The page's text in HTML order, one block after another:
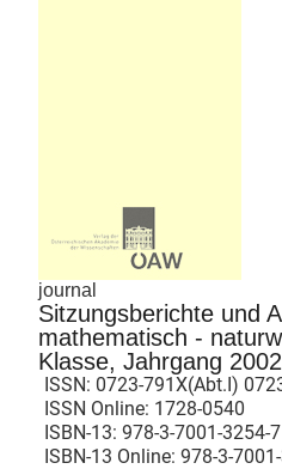
journal
Sitzungsberichte und
mathematisch -
Klasse, Jahrgang 2002
ISSN: 0723-791X(Abt.I)
ISSN Online: 1728-0540
ISBN-13: 978-3-7001-3254-7
ISBN-13 Online: 978-3-